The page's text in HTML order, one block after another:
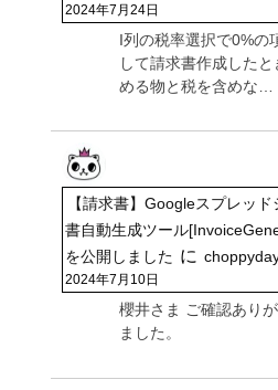
2024年7月24日
I列の税率選択で0%の
して請求書作成した
める物と税を含めな…
【請求書】Googleスプレッ
書自動生成ツール
を公開しました に
2024年7月10日
櫻井さま ご確認あり
ました。